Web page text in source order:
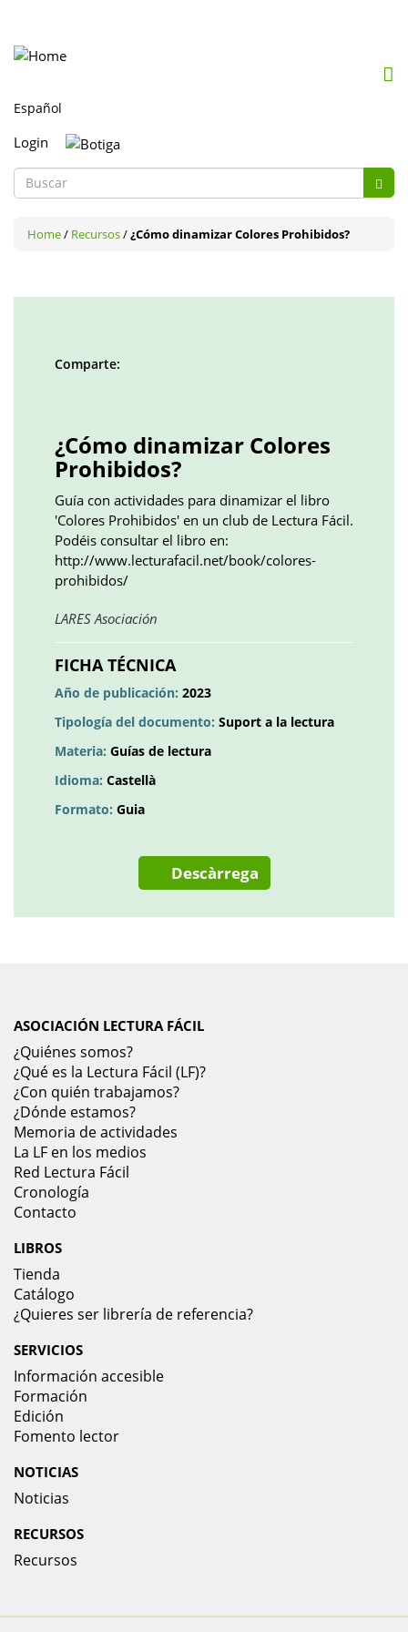
Login
Formulario
búsqueda
Home/ Recursos/¿Cómo dinamizar Colores Prohibidos?
Comparte:
¿Cómo dinamizar Colores
Prohibidos?
Guía con actividades para dinamizar el libro
'Colores Prohibidos' en un club de Lectura Fácil.
Podéis consultar el libro en:
http://www.lecturafacil.net/book/colores-
prohibidos/
LARES Asociación
una
pestanya
nova
FICHA TÉCNICA
Año de publicación: 2023
Tipología del documento: Suport a la lectura
Materia: Guías de lectura
Idioma: Castellà
Formato: Guia
Descàrrega
ASOCIACIÓN LECTURA FÁCIL
¿Quiénes somos?
¿Qué es la Lectura Fácil (LF)?
¿Con quién trabajamos?
¿Dónde estamos?
Memoria de actividades
La LF en los medios
Red Lectura Fácil
Cronología
Contacto
LIBROS
Tienda
Catálogo
¿Quieres ser librería de referencia?
SERVICIOS
Información accesible
Formación
Edición
Fomento lector
NOTICIAS
Noticias
RECURSOS
Recursos